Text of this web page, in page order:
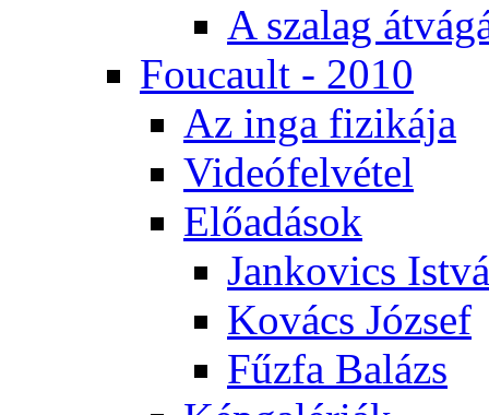
A sza­lag
Fo­u­ca­ult - 2010
Az in­ga fi­zi­ká­ja
Vi­de­ó­fel­vé­tel
Elő­adá­sok
Jan­ko­vics
Ko­vács Jó­zsef
Fűz­fa Ba­lázs